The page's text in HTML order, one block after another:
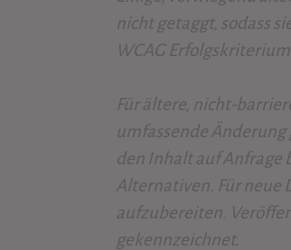
nicht getaggt, sodass
WCAG
Für ältere, nicht-
umfassende
den Inhalt auf Anfrage
Alternativen. Für neue
aufzubereiten.
gekennzeichnet.